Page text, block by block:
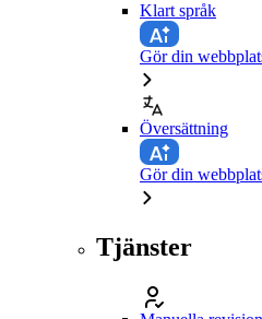
Klart språk
Gör din
Översättning
Gör din
Tjänster